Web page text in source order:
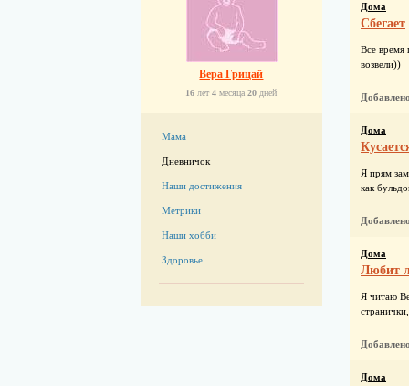
Вера Грицай
16 лет4 месяца20 дней
Мама
Дневничок
Наши достижения
Метрики
Наши хобби
Здоровье
Дома
Сбегает
Все время
возвели))
Дома
Я прям
как
Дома
Любит
Я читаю
Дома